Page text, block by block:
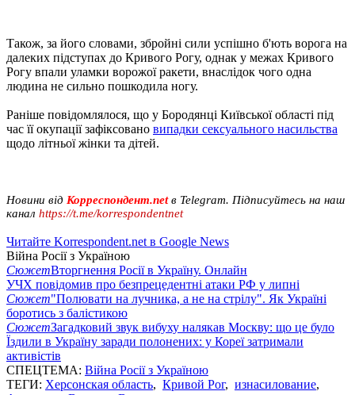
Також, за його словами, збройні сили успішно б'ють ворога на
далеких підступах до Кривого Рогу, однак у межах Кривого
Рогу впали уламки ворожої ракети, внаслідок чого одна
людина не сильно пошкодила ногу.
Раніше повідомлялося, що у Бородянці Київської області під
час її окупації зафіксовано випадки сексуального насильства
щодо літньої жінки та дітей.
Новини від Корреспондент.netв Telegram. Підписуйтесь на наш
канал https://t.me/korrespondentnet
Читайте Korrespondent.net в Google News
Війна Росії з Україною
СюжетВторгнення Росії в Україну. Онлайн
УЧХ повідомив про безпрецедентні атаки РФ у липні
Сюжет"Полювати на лучника, а не на стрілу". Як Україні
боротись з балістикою
СюжетЗагадковий звук вибуху налякав Москву: що це було
Їздили в Україну заради полонених: у Кореї затримали
активістів
СПЕЦТЕМА: Війна Росії з Україною
ТЕГИ: Херсонская область, Кривой Рог, изнасилование,